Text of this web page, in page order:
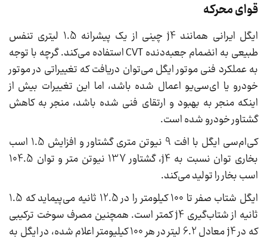
قوای محرکه
ایگل ایرانی همانند j4 چینی از یک پیشرانه 1.5 لیتری تنفس
طبیعی به انضمام جعبه‌دنده CVT استفاده می‌کند. گرچه با توجه
به عملکرد فنی موتور ایگل می‌توان دریافت که تغییراتی در موتور
خودرو یا ای‌سی‌یو اعمال شده باشد، اما این تغییرات بیش از
اینکه منجر به بهبود و ارتقای فنی شده باشد، منجر به کاهش
گشتاور خودرو شده است.
کی‌ام‌سی ایگل با افت 9 نیوتن متری گشتاور و افزایش 1.5 اسب
بخاری توان نسبت به j4، گشتاور 137 نیوتن متر و توان 104.5
اسب بخار را تولید می‌کند.
ایگل شتاب صفر تا 100 کیلومتر را در 12.5 ثانیه می‌پیماید که 1.5
ثانیه از شتاب‌گیری j4 کمتر است. همچنین مصرف سوخت ترکیبی
که در j4 معادل 6.2 لیتر در هر 100 کیلیومتر اعلام شده، در ایگل به